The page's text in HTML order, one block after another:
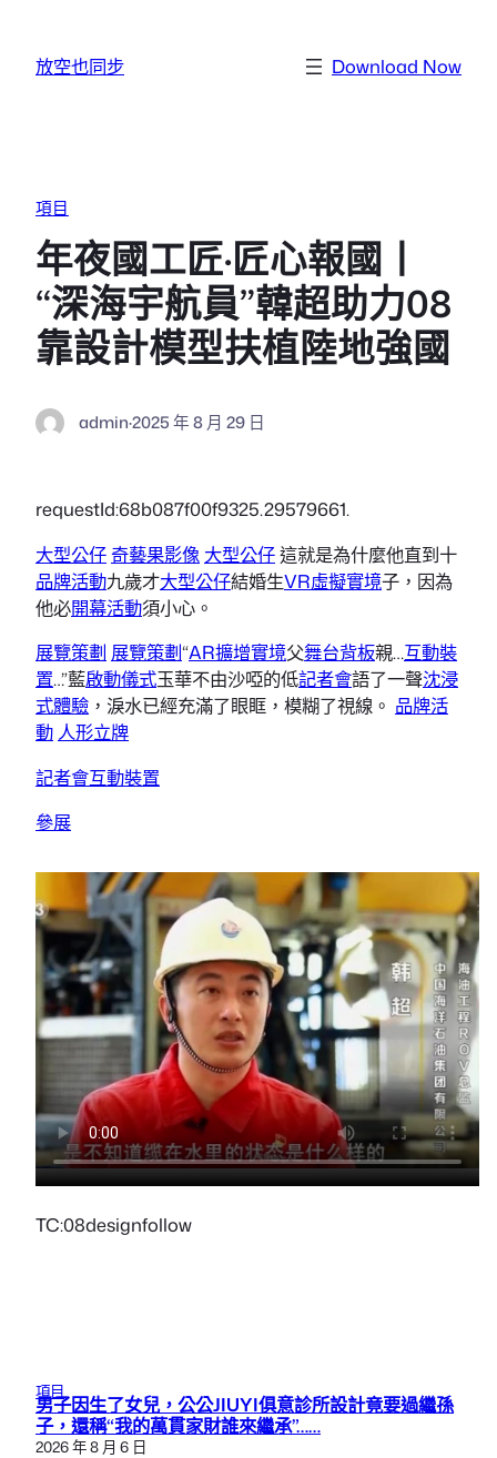
放空也同步 Download Now
項目
年夜國工匠·匠心報國丨
“深海宇航員”韓超助力08
靠設計模型扶植陸地強國
admin·2025 年 8 月 29 日
requestId:68b087f00f9325.29579661.
大型公仔奇藝果影像 大型公仔這就是為什麼他直到十
品牌活動九歲才大型公仔結婚生VR虛擬實境子，因為
他必開幕活動須小心。
展覽策劃 展覽策劃“AR擴增實境父舞台背板親…互動裝
置…”藍啟動儀式玉華不由沙啞的低記者會語了一聲沈浸
式體驗 ，淚水已經充滿了眼眶，模糊了視線。 品牌活
動 人形立牌
記者會互動裝置
參展
TC:08designfollow
項目
男子因生了女兒，公公JIUYI俱意診所設計竟要過繼孫
子，還稱“我的萬貫家財誰來繼承”……
2026 年 8 月 6 日